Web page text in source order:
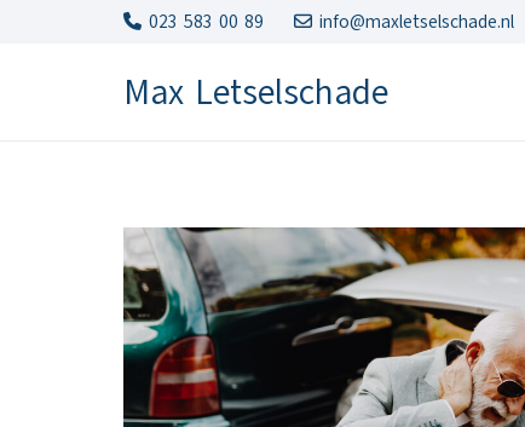
023 583 00 89 info@maxletselschade.nl
Max Letselschade